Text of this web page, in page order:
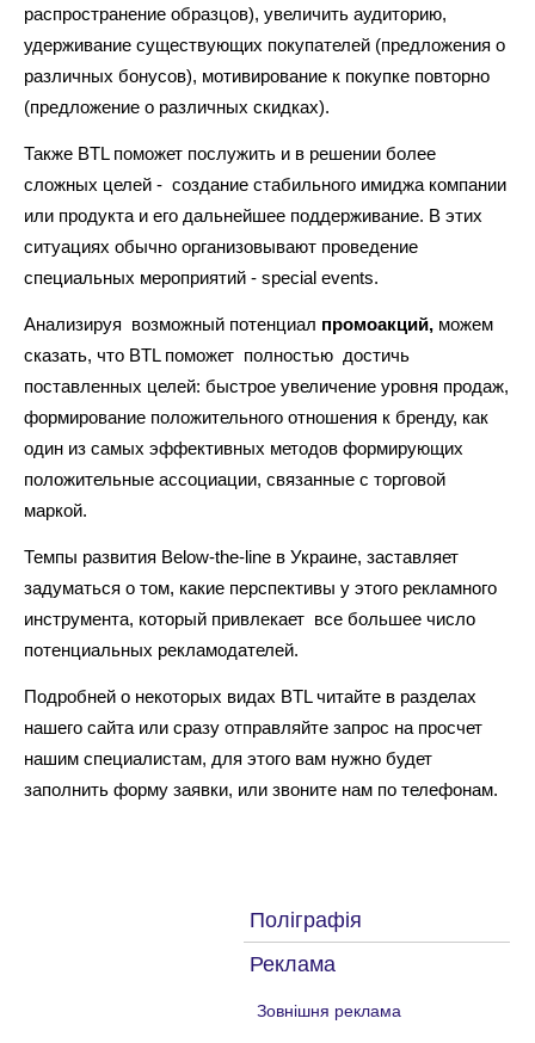
распространение образцов), увеличить аудиторию,
удерживание существующих покупателей (предложения о
различных бонусов), мотивирование к покупке повторно
(предложение о различных скидках).
Также BTL поможет послужить и в решении более
сложных целей - создание стабильного имиджа компании
или продукта и его дальнейшее поддерживание. В этих
ситуациях обычно организовывают проведение
специальных мероприятий - special events.
Анализируя возможный потенциал промоакций, можем
сказать, что BTL поможет полностью достичь
поставленных целей: быстрое увеличение уровня продаж,
формирование положительного отношения к бренду, как
один из самых эффективных методов формирующих
положительные ассоциации, связанные с торговой
маркой.
Темпы развития Below-the-line в Украине, заставляет
задуматься о том, какие перспективы у этого рекламного
инструмента, который привлекает все большее число
потенциальных рекламодателей.
Подробней о некоторых видах BTL читайте в разделах
нашего сайта или сразу отправляйте запрос на просчет
нашим специалистам, для этого вам нужно будет
заполнить форму заявки, или звоните нам по телефонам.
Поліграфія
Реклама
Зовнішня реклама